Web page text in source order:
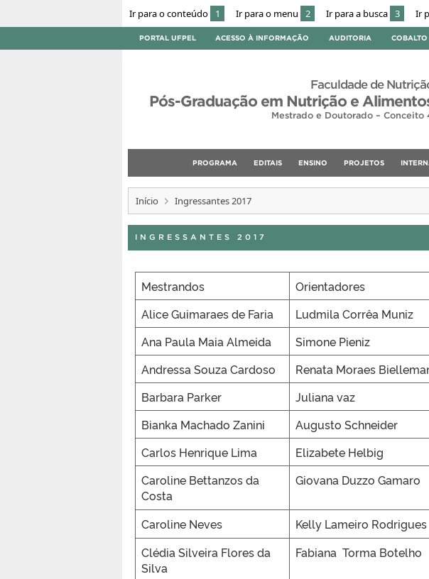
Ir para o conteúdo 1 Ir para o menu 2 Ir para a busca 3 Ir
PORTAL UFPEL ACESSO À INFORMAÇÃO AUDITORIA COBALTO
Faculdade de
Pós-Graduação em Nutrição e
Mestrado e Doutorado – Conceito
PROGRAMA EDITAIS ENSINO PROJETOS
Início Ingressantes 2017
INGRESSANTES 2017
Mestrandos
Orientadores
Alice Guimaraes de Faria
Ludmila Corrêa Muniz
Ana Paula Maia Almeida
Simone Pieniz
Andressa Souza Cardoso
Renata Moraes
Barbara Parker
Juliana vaz
Bianka Machado Zanini
Augusto Schneider
Carlos Henrique Lima
Elizabete Helbig
Caroline Bettanzos da
Costa
Giovana Duzzo Gamaro
Caroline Neves
Kelly Lameiro Rodrigues
Clédia Silveira Flores da
Silva
Fabiana Torma Botelho